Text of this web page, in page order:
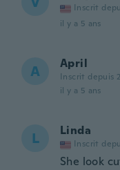
Inscrit
il y a 5 ans
A April
Inscrit depuis
il y a 5 ans
L Linda
Inscrit
She look